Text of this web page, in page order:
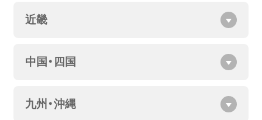
近畿
中国・四国
九州・沖縄